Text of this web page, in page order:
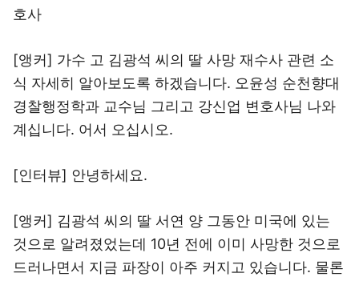
호사
[앵커] 가수 고 김광석 씨의 딸 사망 재수사 관련 소
식 자세히 알아보도록 하겠습니다. 오윤성 순천향대
경찰행정학과 교수님 그리고 강신업 변호사님 나와
계십니다. 어서 오십시오.
[인터뷰] 안녕하세요.
[앵커] 김광석 씨의 딸 서연 양 그동안 미국에 있는
것으로 알려졌었는데 10년 전에 이미 사망한 것으로
드러나면서 지금 파장이 아주 커지고 있습니다. 물론